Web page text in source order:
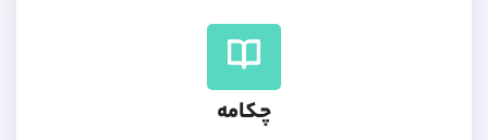
چکامه